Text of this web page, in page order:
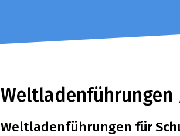
Weltladenführungen
Weltladenführungen für